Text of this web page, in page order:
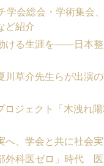
学会総会・学術集
ど紹介
ける生涯を――日本
川草介先生らが出
ロジェクト「木洩れ
へ、学会と共に社会
外科医ゼロ」時代